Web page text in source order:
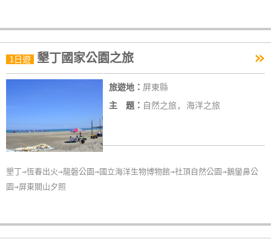
1日遊 墾丁國家公園之旅 »
旅遊地： 屏東縣
主 題： 自然之旅, 海洋之旅
墾丁→恆春出火→龍磐公園→國立海洋生物博物館→社頂自然公園→鵝鑾鼻公
園→屏東關山夕照